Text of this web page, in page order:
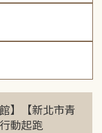
】【新北市青
動起跑